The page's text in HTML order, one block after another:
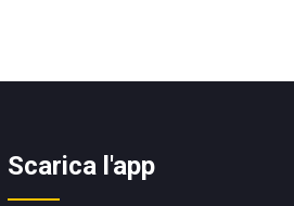
Scarica l'app